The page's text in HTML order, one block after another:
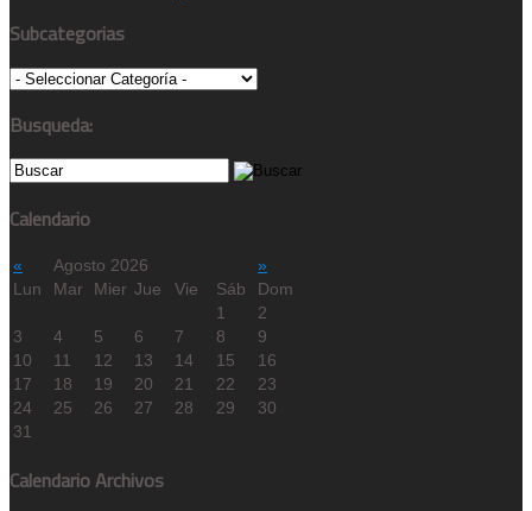
Subcategorias
Busqueda:
Calendario
« Agosto 2026
»
Lun
Mar Mier Jue Vie Sáb
Dom
1
2
3
4 5 6 7 8
9
10
11 12 13 14 15
16
17
18 19 20 21 22
23
24
25 26 27 28 29
30
31
Calendario Archivos